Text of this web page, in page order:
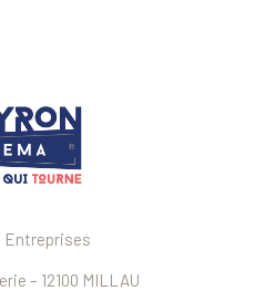
Entreprises
– 12100 MILLAU